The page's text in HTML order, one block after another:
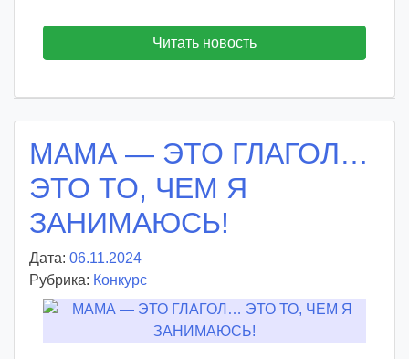
Читать новость
МАМА — ЭТО ГЛАГОЛ…
ЭТО ТО, ЧЕМ Я
ЗАНИМАЮСЬ!
Дата: 06.11.2024
в
т
р
Рубрика: Конкурс